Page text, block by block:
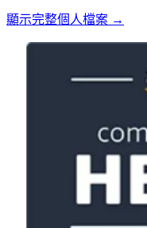
顯示完整個人檔案 →